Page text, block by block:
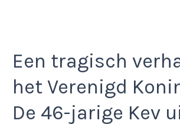
Een tragisch
het Verenigd
De 46-jarige Kev